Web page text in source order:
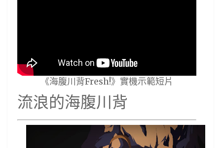
《海腹川背Fresh!》實機示範短片
流浪的海腹川背